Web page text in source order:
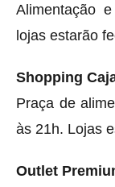
Alimentação
lojas estarão
Shopping
Praça de
às 21h. Lojas
Outlet